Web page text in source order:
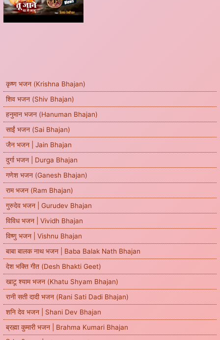
कृष्ण भजन (Krishna Bhajan)
शिव भजन (Shiv Bhajan)
हनुमान भजन (Hanuman Bhajan)
साईं भजन (Sai Bhajan)
जैन भजन | Jain Bhajan
दुर्गा भजन | Durga Bhajan
गणेश भजन (Ganesh Bhajan)
राम भजन (Ram Bhajan)
गुरुदेव भजन | Gurudev Bhajan
विविध भजन | Vividh Bhajan
विष्णु भजन | Vishnu Bhajan
बाबा बालक नाथ भजन | Baba Balak Nath Bhajan
देश भक्ति गीत (Desh Bhakti Geet)
खाटू श्याम भजन (Khatu Shyam Bhajan)
रानी सती दादी भजन (Rani Sati Dadi Bhajan)
शनि देव भजन | Shani Dev Bhajan
ब्रह्मा कुमारी भजन | Brahma Kumari Bhajan